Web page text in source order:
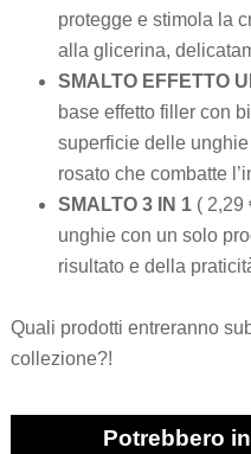
protegge e stimola la
alla glicerina,
SMALTO EFFETTO
base effetto filler con
superficie delle
rosato che combatte
SMALTO 3 IN 1( 2,29
unghie con un solo
risultato e della
Quali prodotti entreranno
collezione?!
Potrebbero